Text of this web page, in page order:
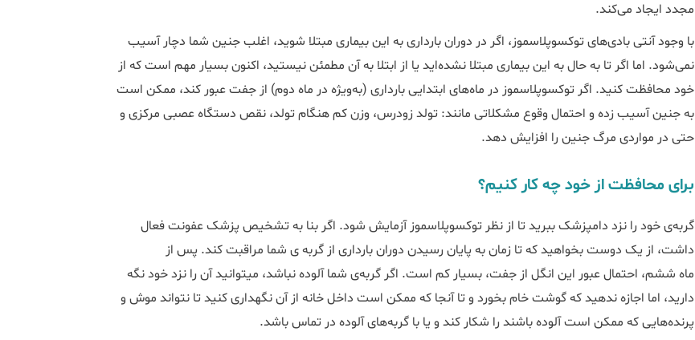
مجدد ایجاد می‌کند.
با وجود آنتی بادی‌های توکسوپلاسموز، اگر در دوران بارداری به این بیماری مبتلا شوید، اغلب جنین شما دچار آسیب
نمی‌شود. اما اگر تا به حال به این بیماری مبتلا نشده‌اید یا از ابتلا به آن مطمئن نیستید، اکنون بسیار مهم است که از
خود محافظت کنید. اگر توکسوپلاسموز در ماه‌های ابتدایی بارداری (به‌ویژه در ماه دوم) از جفت عبور کند، ممکن است
به جنین آسیب زده و احتمال وقوع مشکلاتی مانند: تولد زودرس، وزن کم هنگام تولد، نقص دستگاه عصبی مرکزی و
حتی در مواردی مرگ جنین را افزایش دهد.
برای محافظت از خود چه کار کنیم؟
گربه‌ی خود را نزد دامپزشک ببرید تا از نظر توکسوپلاسموز آزمایش شود. اگر بنا به تشخیص پزشک عفونت فعال
داشت، از یک دوست بخواهید که تا زمان به پایان رسیدن دوران بارداری از گربه ­ی­ شما مراقبت کند. پس از
ماه ششم، احتمال عبور این انگل از جفت، بسیار کم است. اگر گربه‌ی شما آلوده نباشد، می­توانید آن را نزد خود نگه
دارید، اما اجازه ندهید که گوشت خام بخورد و تا آنجا که ممکن است داخل خانه از آن نگهداری کنید تا نتواند موش و
پرنده‌هایی که ممکن است آلوده باشند را شکار کند و یا با گربه‌های آلوده در تماس باشد.